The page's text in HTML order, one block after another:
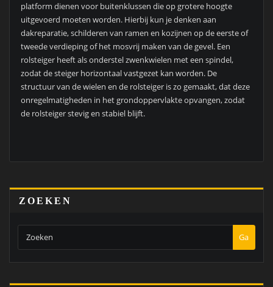
platform dienen voor buitenklussen die op grotere hoogte
uitgevoerd moeten worden. Hierbij kun je denken aan
dakreparatie, schilderen van ramen en kozijnen op de eerste of
tweede verdieping of het mosvrij maken van de gevel. Een
rolsteiger heeft als onderstel zwenkwielen met een spindel,
zodat de steiger horizontaal vastgezet kan worden. De
structuur van de wielen en de rolsteiger is zo gemaakt, dat deze
onregelmatigheden in het grondoppervlakte opvangen, zodat
de rolsteiger stevig en stabiel blijft.
ZOEKEN
Ga